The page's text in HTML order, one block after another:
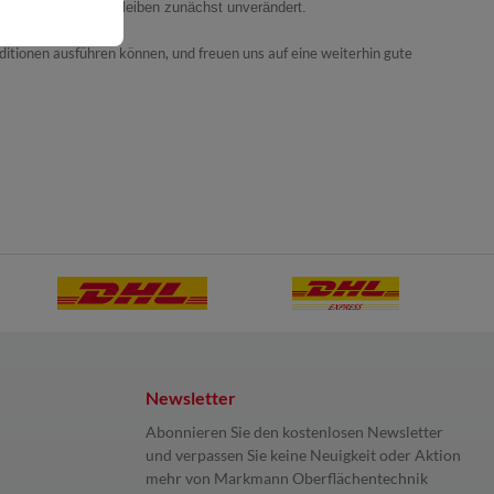
bleiben zunächst unverändert.
ausführen können, und freuen uns auf eine weiterhin gute
Newsletter
Abonnieren Sie den kostenlosen Newsletter
und verpassen Sie keine Neuigkeit oder Aktion
mehr von Markmann Oberflächentechnik